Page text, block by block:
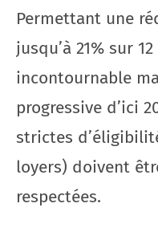
Permettant une
jusqu’à 21% sur
incontournable
progressive d’ici
strictes
loyers) doivent
respectées.